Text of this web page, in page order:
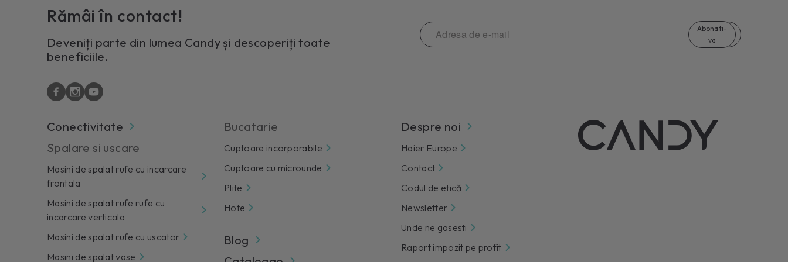
Rămâi în contact!
Deveniți parte din lumea Candy și descoperiți toate
beneficiile.
Abonati-
va
Conectivitate
Spalare si uscare
Masini de spalat rufe cu incarcare
frontala
Masini de spalat rufe rufe cu
incarcare verticala
Masini de spalat rufe cu uscator
Masini de spalat vase
Bucatarie
Cuptoare incorporabile
Cuptoare cu microunde
Plite
Hote
Blog
Despre noi
Haier Europe
Contact
Codul de etică
Newsletter
Unde ne gasesti
Raport impozit pe profit